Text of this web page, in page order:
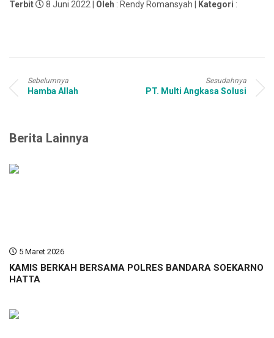
Terbit 8 Juni 2022 | Oleh : Rendy Romansyah | Kategori :
Sebelumnya
Hamba Allah
Sesudahnya
PT. Multi Angkasa Solusi
Berita Lainnya
5 Maret 2026
KAMIS BERKAH BERSAMA POLRES BANDARA SOEKARNO
HATTA